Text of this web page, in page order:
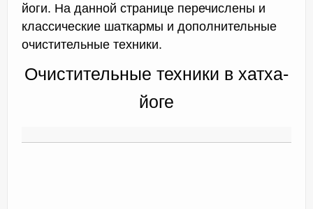
Доктор Чернов
Методика SLAVYOGA
Методика ЧЕРЕНОК
Йога для начинающих
йоги. На данной странице перечислены и
классические шаткармы и дополнительные
очистительные техники.
Очистительные техники в хатха-
йоге